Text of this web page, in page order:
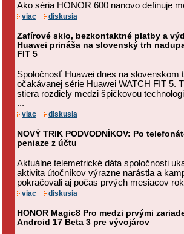
Ako séria HONOR 600 nanovo definuje
viac diskusia
Zafírové sklo, bezkontaktné platby a
Huawei prináša na slovenský trh
FIT 5
Spoločnosť Huawei dnes na slovenskom
očakávanej série Huawei WATCH FIT 5.
stiera rozdiely medzi špičkovou
...
viac diskusia
NOVÝ TRIK PODVODNÍKOV: Po
peniaze z účtu
Aktuálne telemetrické dáta spoločnosti
aktivita útočníkov výrazne narástla a
pokračovali aj počas prvých mesiacov
viac diskusia
HONOR Magic8 Pro medzi prvými
Android 17 Beta 3 pre vývojárov